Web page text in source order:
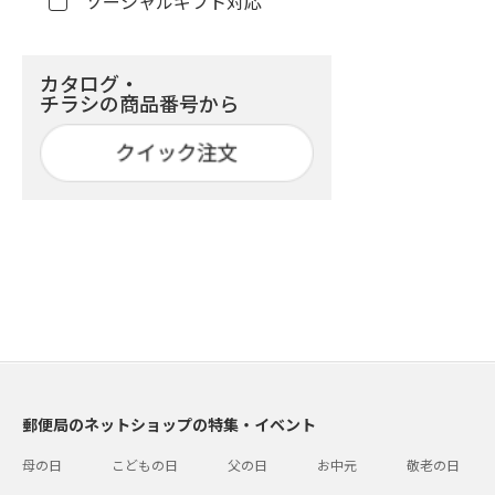
カタログ・
チラシの商品番号から
郵便局のネットショップの特集・イベント
母の日 こどもの日 父の日 お中元 敬老の日